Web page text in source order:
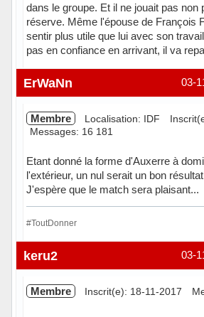
dans le groupe. Et il ne jouait pas non
réserve. Même l'épouse de François
sentir plus utile que lui avec son
pas en confiance en arrivant, il va
Hors ligne 03-
ErWaNn
Membre Localisation: IDF
Messages: 16 181
Etant donné la forme d'Auxerre à
l'extérieur, un nul serait un bon
J'espère que le match sera plaisant...
#ToutDonner
Hors ligne 03-
keru2
Membre Inscrit(e): 18-11-2017